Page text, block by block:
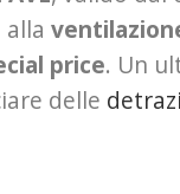
price. Un
delle